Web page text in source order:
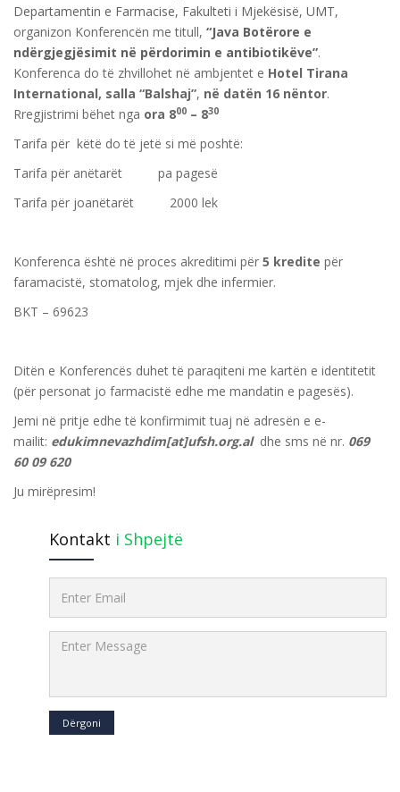
Departamentin e Farmacise, Fakulteti i Mjekësisë, UMT,
organizon Konferencën me titull, “Java Botërore e
ndërgjegjësimit në përdorimin e antibiotikëve”.
Konferenca do të zhvillohet në ambjentet e Hotel Tirana
International, salla “Balshaj”, në datën 16 nëntor.
Rregjistrimi bëhet nga ora 800 – 830
Tarifa për këtë do të jetë si më poshtë:
Tarifa për anëtarët pa pagesë
Tarifa për joanëtarët 2000 lek
Konferenca është në proces akreditimi për 5 kredite për
faramacistë, stomatolog, mjek dhe infermier.
BKT – 69623
Ditën e Konferencës duhet të paraqiteni me kartën e identitetit
(për personat jo farmacistë edhe me mandatin e pagesës).
Jemi në pritje edhe të konfirmimit tuaj në adresën e e-
mailit: edukimnevazhdim[at]ufsh.org.aldhe sms në nr. 069
60 09 620
Ju mirëpresim!
Kontakt i Shpejtë
Dërgoni